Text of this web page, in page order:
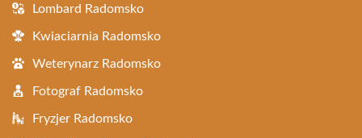
Lombard Radomsko
Kwiaciarnia Radomsko
Weterynarz Radomsko
Fotograf Radomsko
Fryzjer Radomsko